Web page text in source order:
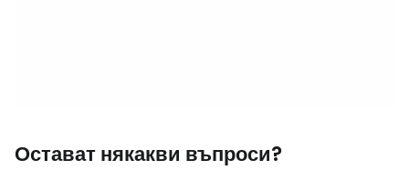
Остават някакви въпроси?